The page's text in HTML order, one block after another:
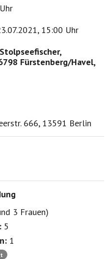
und ungestresst
weiterhin im Besitz
kommen.
Uhr los.
fünf Motorräder
Event ins Wasser.
Alles
15:00 Uhr
Fürstenberg/Havel,
666, 13591 Berlin
3 Frauen)
5
1